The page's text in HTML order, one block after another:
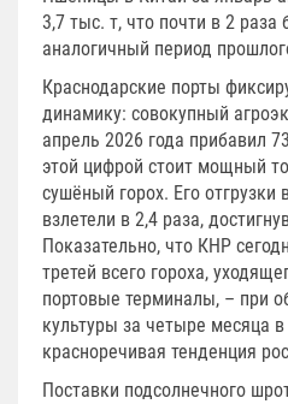
3,7 тыс. т, что почти в 2 раза
аналогичный период
Краснодарские порты
динамику: совокупный
апрель 2026 года прибавил
этой цифрой стоит мощный
сушёный горох. Его отгрузки
взлетели в 2,4 раза,
Показательно, что КНР
третей всего гороха,
портовые терминалы, – при
культуры за четыре месяца
красноречивая тенденция
Поставки подсолнечного